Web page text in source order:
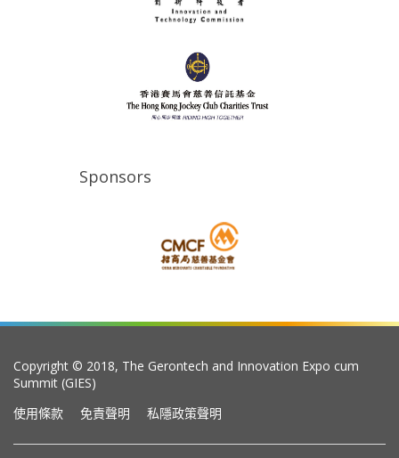
Sponsors
Copyright © 2018, The Gerontech and Innovation Expo cum
Summit (GIES)
使用條款
免責聲明 私隱政策聲明